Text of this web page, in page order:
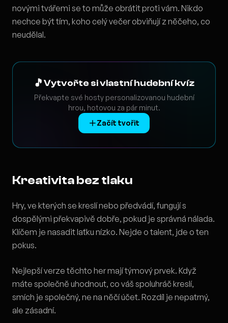
novými tvářemi se to může obrátit proti vám. Nikdo
nechce být tím, koho celý večer obviňují z něčeho, co
neudělal.
🎵Vytvořte si vlastní hudební kvíz
Překvapte své hosty personalizovanou hudební
hrou, hotovou za pár minut.
Začít tvořit
Kreativita bez tlaku
Hry, ve kterých se kreslí nebo předvádí, fungují s
dospělými překvapivě dobře, pokud je správná nálada.
Klíčem je nasadit laťku nízko. Nejde o talent, jde o ten
pokus.
Nejlepší verze těchto her mají týmový prvek. Když
máte společně uhodnout, co váš spoluhráč kreslí,
smích je společný, ne na něčí účet. Rozdíl je nepatrný,
ale zásadní.